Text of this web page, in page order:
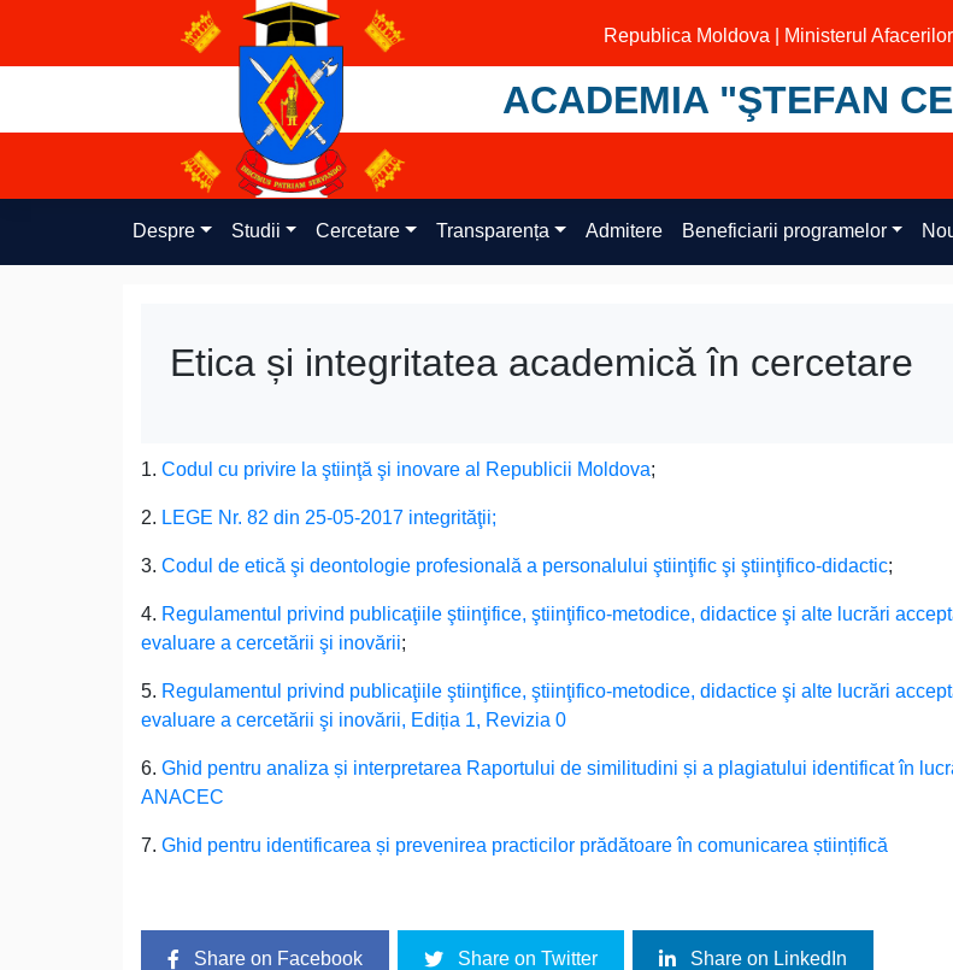
content
Republica Moldova | Ministerul
ACADEMIA "ŞTEFAN
Despre Studii Cercetare Transparența Admitere Beneficiarii programelor
Etica și integritatea academică în cercetare
1. Codul cu privire la ştiinţă şi inovare al Republicii Moldova;
2. LEGE Nr. 82 din 25-05-2017 integrităţii;
3. Codul de etică şi deontologie profesională a personalului ştiinţific şi ştiinţifico-didactic;
4. Regulamentul privind publicaţiile ştiinţifice, ştiinţifico-metodice, didactice şi alte lucrări
evaluare a cercetării şi inovării;
5. Regulamentul privind publicaţiile ştiinţifice, ştiinţifico-metodice, didactice şi alte lucrări
evaluare a cercetării şi inovării, Ediția 1, Revizia 0
6. Ghid pentru analiza și interpretarea Raportului de similitudini și a plagiatului identificat în
ANACEC
7. Ghid pentru identificarea și prevenirea practicilor prădătoare în comunicarea științifică
Share on Facebook Share on Twitter Share on LinkedIn